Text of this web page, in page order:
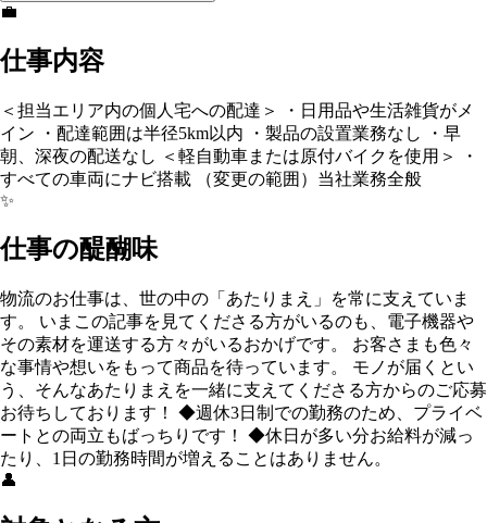
💼
仕事内容
＜担当エリア内の個人宅への配達＞ ・日用品や生活雑貨がメ
イン ・配達範囲は半径5km以内 ・製品の設置業務なし ・早
朝、深夜の配送なし ＜軽自動車または原付バイクを使用＞ ・
すべての車両にナビ搭載 （変更の範囲）当社業務全般
✨
仕事の醍醐味
物流のお仕事は、世の中の「あたりまえ」を常に支えていま
す。 いまこの記事を見てくださる方がいるのも、電子機器や
その素材を運送する方々がいるおかげです。 お客さまも色々
な事情や想いをもって商品を待っています。 モノが届くとい
う、そんなあたりまえを一緒に支えてくださる方からのご応募
お待ちしております！ ◆週休3日制での勤務のため、プライベ
ートとの両立もばっちりです！ ◆休日が多い分お給料が減っ
たり、1日の勤務時間が増えることはありません。
👤